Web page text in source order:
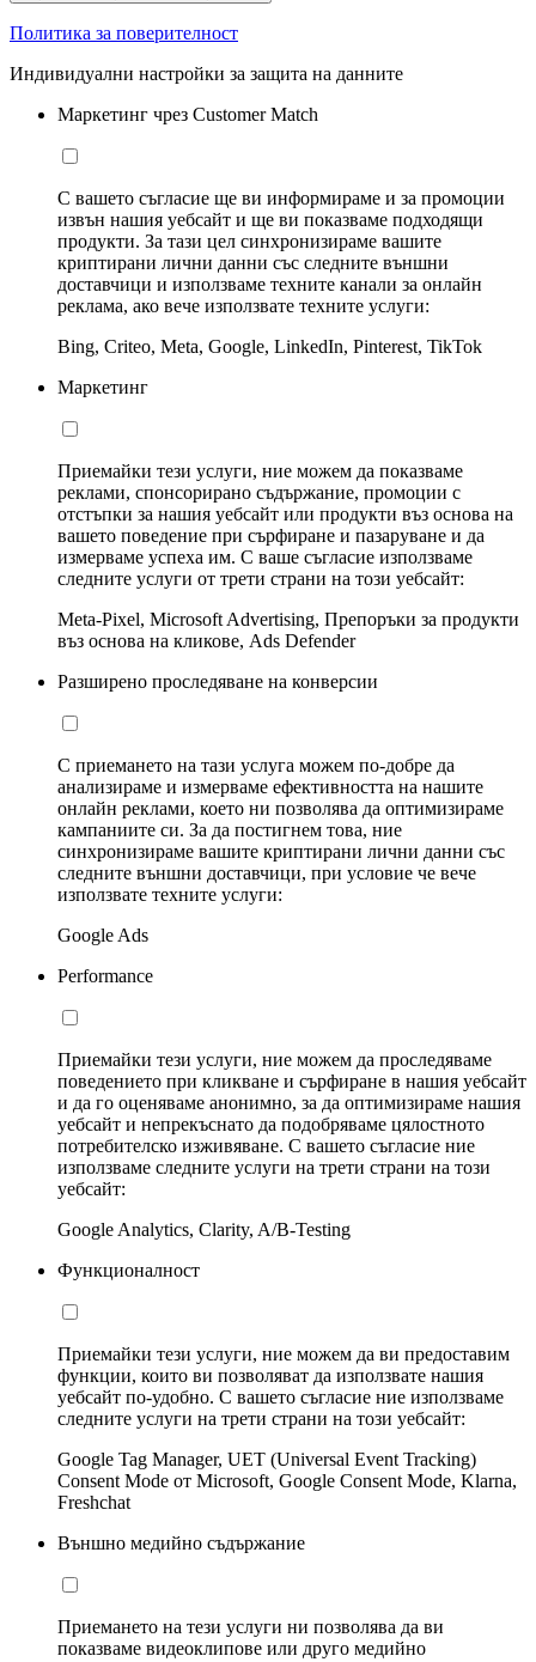
Политика за поверителност
Индивидуални настройки за защита на данните
Маркетинг чрез Customer Match
С вашето съгласие ще ви информираме и за промоции
извън нашия уебсайт и ще ви показваме подходящи
продукти. За тази цел синхронизираме вашите
криптирани лични данни със следните външни
доставчици и използваме техните канали за онлайн
реклама, ако вече използвате техните услуги:
Bing, Criteo, Meta, Google, LinkedIn, Pinterest, TikTok
Маркетинг
Приемайки тези услуги, ние можем да показваме
реклами, спонсорирано съдържание, промоции с
отстъпки за нашия уебсайт или продукти въз основа на
вашето поведение при сърфиране и пазаруване и да
измерваме успеха им. С ваше съгласие използваме
следните услуги от трети страни на този уебсайт:
Meta-Pixel, Microsoft Advertising, Препоръки за продукти
въз основа на кликове, Ads Defender
Разширено проследяване на конверсии
С приемането на тази услуга можем по-добре да
анализираме и измерваме ефективността на нашите
онлайн реклами, което ни позволява да оптимизираме
кампаниите си. За да постигнем това, ние
синхронизираме вашите криптирани лични данни със
следните външни доставчици, при условие че вече
използвате техните услуги:
Google Ads
Performance
Приемайки тези услуги, ние можем да проследяваме
поведението при кликване и сърфиране в нашия уебсайт
и да го оценяваме анонимно, за да оптимизираме нашия
уебсайт и непрекъснато да подобряваме цялостното
потребителско изживяване. С вашето съгласие ние
използваме следните услуги на трети страни на този
уебсайт:
Google Analytics, Clarity, A/B-Testing
Функционалност
Приемайки тези услуги, ние можем да ви предоставим
функции, които ви позволяват да използвате нашия
уебсайт по-удобно. С вашето съгласие ние използваме
следните услуги на трети страни на този уебсайт:
Google Tag Manager, UET (Universal Event Tracking)
Consent Mode от Microsoft, Google Consent Mode, Klarna,
Freshchat
Външно медийно съдържание
Приемането на тези услуги ни позволява да ви
показваме видеоклипове или друго медийно